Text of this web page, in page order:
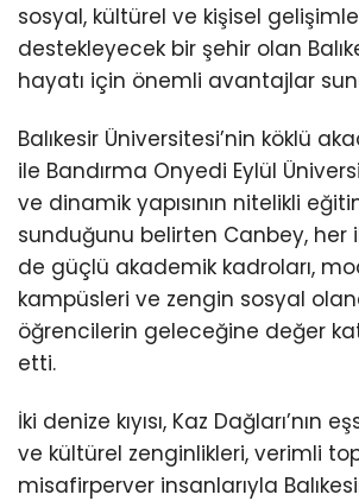
sosyal, kültürel ve kişisel
destekleyecek bir şehir olan
hayatı için önemli avantajlar
Balıkesir Üniversitesi’nin köklü
ile Bandırma Onyedi Eylül
ve dinamik yapısının nitelikli
sunduğunu belirten Canbey, her
de güçlü akademik kadroları,
kampüsleri ve zengin sosyal
öğrencilerin geleceğine değer
etti.
İki denize kıyısı, Kaz Dağları’nın
ve kültürel zenginlikleri, verimli
misafirperver insanlarıyla